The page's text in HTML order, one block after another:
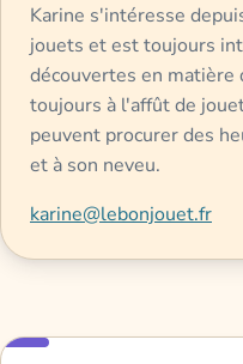
Karine s'intéresse
jouets et est toujours
découvertes en matière
toujours à l'affût de
peuvent procurer des
et à son neveu.
karine@lebonjouet.fr